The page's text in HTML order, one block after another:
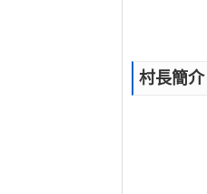
村長簡介